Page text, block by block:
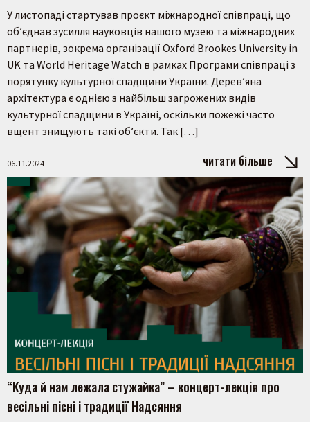
У листопаді стартував проєкт міжнародної співпраці, що
об’єднав зусилля науковців нашого музею та міжнародних
партнерів, зокрема організації Oxford Brookes University in
UK та World Heritage Watch в рамках Програми співпраці з
порятунку культурної спадщини України. Дерев’яна
архітектура є однією з найбільш загрожених видів
культурної спадщини в Україні, оскільки пожежі часто
вщент знищують такі об’єкти. Так […]
06.11.2024 читати більше
“Куда й нам лежала стужайка” – концерт-лекція про
весільні пісні і традиції Надсяння